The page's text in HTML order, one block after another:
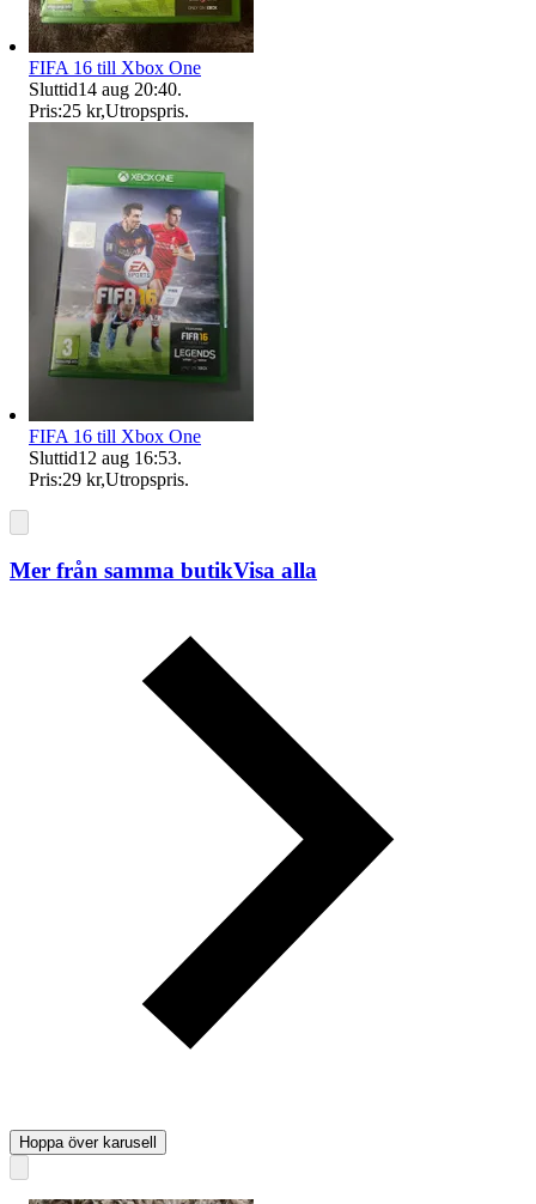
FIFA 16 till Xbox One
Sluttid14 aug 20:40.
Pris:25 kr,Utropspris.
FIFA 16 till Xbox One
Sluttid12 aug 16:53.
Pris:29 kr,Utropspris.
Mer från samma butikVisa alla
Hoppa över karusell